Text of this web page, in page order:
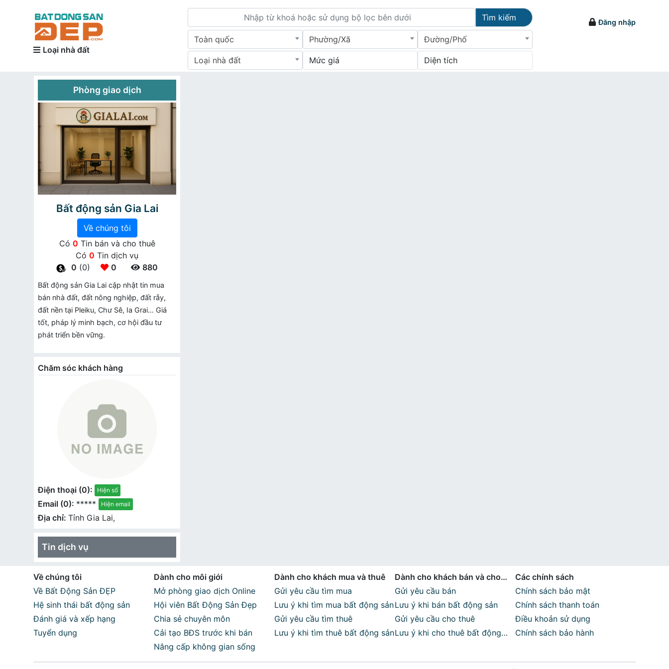
Loại nhà đất
Tìm kiếm
Toàn quốc Phường/Xã Đường/Phố
Loại nhà đất Mức giá Diện tích
Đăng nhập
Phòng giao dịch
Bất động sản Gia Lai
Về chúng tôi
Có 0 Tin bán và cho thuê
Có 0 Tin dịch vụ
0 (0) 0 880
Bất động sản Gia Lai cập nhật tin mua
bán nhà đất, đất nông nghiệp, đất rẫy,
đất nền tại Pleiku, Chư Sê, Ia Grai… Giá
tốt, pháp lý minh bạch, cơ hội đầu tư
phát triển bền vững.
Chăm sóc khách hàng
Điện thoại (0): Hiện số
Email (0): ***** Hiện email
Địa chỉ: Tỉnh Gia Lai,
Tin dịch vụ
Về chúng tôi
Về Bất Động Sản ĐẸP
Hệ sinh thái bất động sản
Đánh giá và xếp hạng
Tuyển dụng
Dành cho môi giới
Mở phòng giao dịch Online
Hội viên Bất Động Sản Đẹp
Chia sẻ chuyên môn
Cải tạo BĐS trước khi bán
Nâng cấp không gian sống
Dành cho khách mua và thuê
Gửi yêu cầu tìm mua
Lưu ý khi tìm mua bất động sản
Gửi yêu cầu tìm thuê
Lưu ý khi tìm thuê bất động sản
Dành cho khách bán và cho
thuê
Gửi yêu cầu bán
Lưu ý khi bán bất động sản
Gửi yêu cầu cho thuê
Lưu ý khi cho thuê bất động
Các chính sách
Chính sách bảo mật
Chính sách thanh toán
Điều khoản sử dụng
Chính sách bảo hành